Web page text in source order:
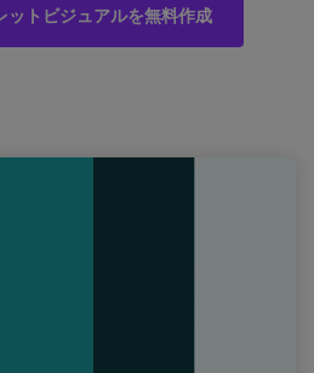
ットビジュアルを無料作成